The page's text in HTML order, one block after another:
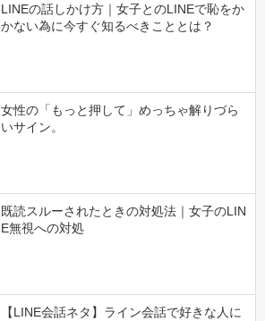
LINEの話しかけ方｜女子とのLINEで恥をか
かない為に今すぐ知るべきこととは？
女性の「もっと押して」めっちゃ解りづら
いサイン。
既読スルーされたときの対処法｜女子のLIN
E無視への対処
【LINE会話ネタ】ライン会話で好きな人に